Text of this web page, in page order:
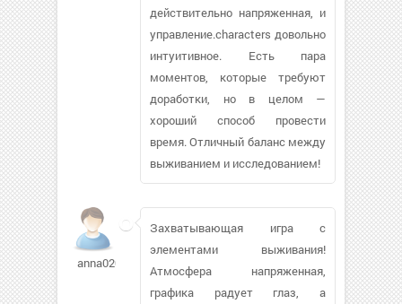
действительно напряженная, и
управление.characters довольно
интуитивное. Есть пара
моментов, которые требуют
доработки, но в целом —
хороший способ провести
время. Отличный баланс между
выживанием и исследованием!
anna020492
Захватывающая игра с
элементами выживания!
Атмосфера напряженная,
графика радует глаз, а